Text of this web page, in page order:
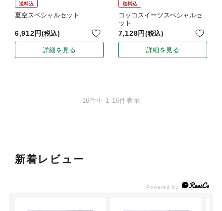
送料込
夏空スペシャルセット
6,912 税込
詳細を見る
送料込
コッコスイーツスペシャルセ
ット
7,128 税込
詳細を見る
16件中 1-16件表示
新着レビュー